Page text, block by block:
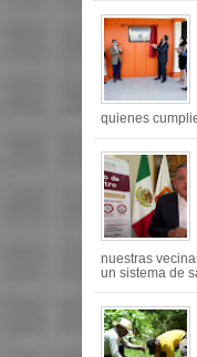
quienes
nuestras
un sistema de